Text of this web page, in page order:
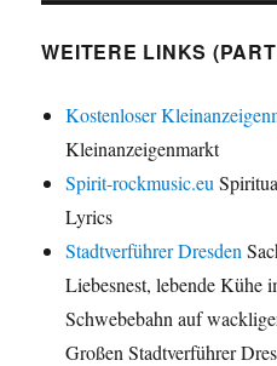
WEITERE LINKS
Kostenloser
Kleinanzeigenmarkt
Spirit-rockmusic.eu
Lyrics
Stadtverführer Dresden
Liebesnest, lebende Kühe
Schwebebahn auf
Großen Stadtverführer